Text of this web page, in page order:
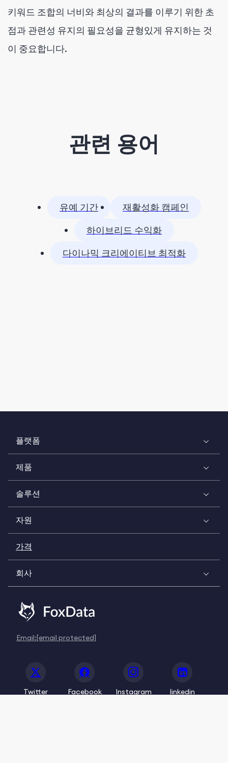
키워드 조합의 너비와 최상의 결과를 이루기 위한 초
점과 관련성 유지의 필요성을 균형있게 유지하는 것
이 중요합니다.
관련 용어
유예 기간
재활성화 캠페인
하이브리드 수익화
다이나믹 크리에이티브 최적화
플랫폼
제품
솔루션
자원
가격
회사
Email:[email protected]
Twitter Facebook Instagram linkedin